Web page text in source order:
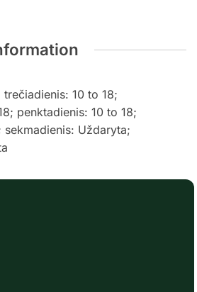
10 to 18;
penktadienis: 10 to 18;
sekmadienis: Uždaryta;